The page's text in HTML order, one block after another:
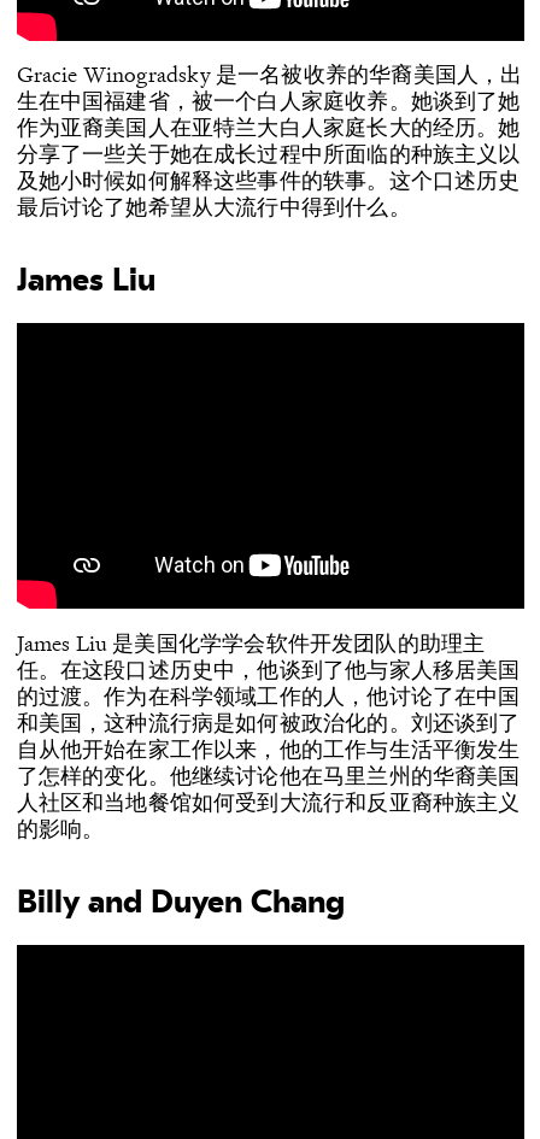
Gracie Winogradsky 是一名被收养的华裔美国人，出
生在中国福建省，被一个白人家庭收养。她谈到了她
作为亚裔美国人在亚特兰大白人家庭长大的经历。她
分享了一些关于她在成长过程中所面临的种族主义以
及她小时候如何解释这些事件的轶事。这个口述历史
最后讨论了她希望从大流行中得到什么。
James Liu
James Liu 是美国化学学会软件开发团队的助理主
任。在这段口述历史中，他谈到了他与家人移居美国
的过渡。作为在科学领域工作的人，他讨论了在中国
和美国，这种流行病是如何被政治化的。刘还谈到了
自从他开始在家工作以来，他的工作与生活平衡发生
了怎样的变化。他继续讨论他在马里兰州的华裔美国
人社区和当地餐馆如何受到大流行和反亚裔种族主义
的影响。
Billy and Duyen Chang